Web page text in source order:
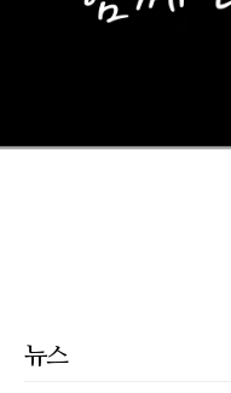
뉴스